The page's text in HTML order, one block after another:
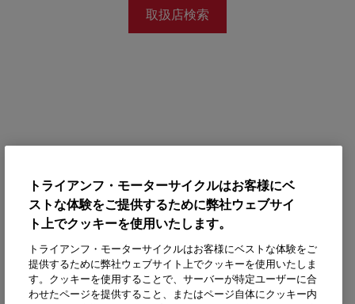
取扱店検索
トライアンフ・モーターサイクルはお客様にベ
ストな体験をご提供するために弊社ウェブサイ
ト上でクッキーを使用いたします。
トライアンフ・モーターサイクルはお客様にベストな体験をご
提供するために弊社ウェブサイト上でクッキーを使用いたしま
す。クッキーを使用することで、サーバーが特定ユーザーに合
わせたページを提供すること、またはページ自体にクッキー内